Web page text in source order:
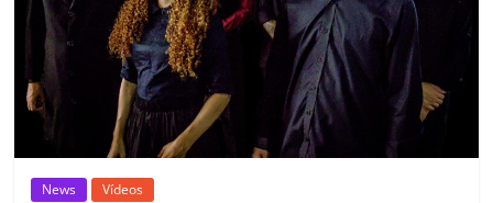
News Vídeos